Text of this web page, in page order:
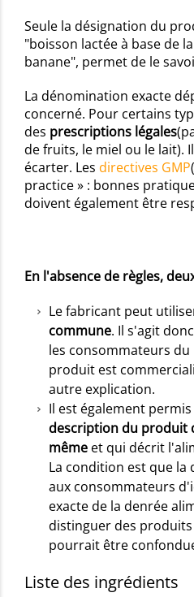
Seule la désignation du
"boisson lactée à base de
banane", permet de le
La dénomination exacte
concerné. Pour certains
des prescriptions légales
de fruits, le miel ou le lait).
écarter. Les directives GMP
practice » : bonnes
doivent également être
En l'absence de règles,
Le fabricant peut
commune. Il s'agit
les consommateurs du
produit est
autre explication.
Il est également
description du produit
même et qui décrit
La condition est que
aux consommateurs
exacte de la denrée
distinguer des produits
pourrait être
Liste des ingrédients